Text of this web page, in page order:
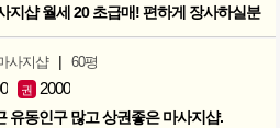
지샵 월세 20 초급매! 편하게 장사하실분
사지샵 | 60평
권 2000
유동인구 많고 상권좋은 마사지샵.